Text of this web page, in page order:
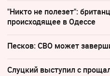
"Никто не полезет":
происходящее в Одессе
Песков: СВО может
Слуцкий выступил с